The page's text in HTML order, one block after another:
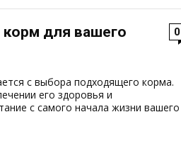
для вашего
0
с выбора подходящего корма.
его здоровья и
с самого начала жизни вашего